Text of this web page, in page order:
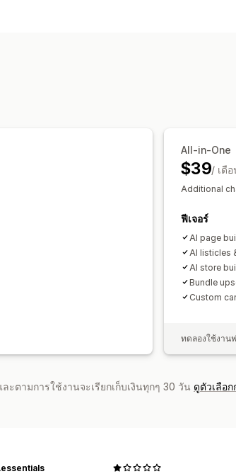
การเปลี่ยนรูปแบบตามก
การวิเคราะห์
All-in-One
$39/ เดือ
Additional
ฟีเจอร์
Al page
Al listicles
AI store
Bundle
Custom
ทดลองใช้งาน
ะตามการใช้งานจะเรียกเก็บเงินทุกๆ 30 วัน ดูตัวเลือ